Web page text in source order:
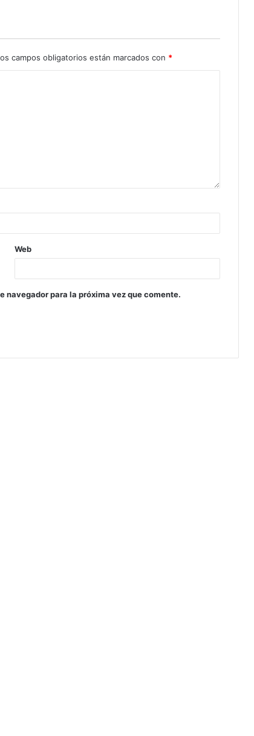
campos obligatorios están marcados con *
Web
navegador para la próxima vez que comente.